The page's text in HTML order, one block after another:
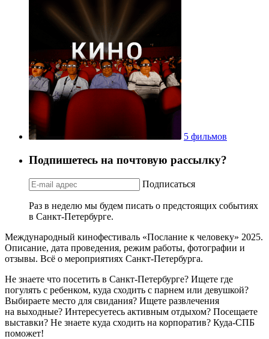
5 фильмов
Подпишетесь на почтовую рассылку?
Подписаться
Раз в неделю мы будем писать о предстоящих событиях
в Санкт-Петербурге.
Международный кинофестиваль «Послание к человеку» 2025.
Описание, дата проведения, режим работы, фотографии и
отзывы. Всё о мероприятиях Санкт-Петербурга.
Не знаете что посетить в Санкт-Петербурге? Ищете где
погулять с ребенком, куда сходить с парнем или девушкой?
Выбираете место для свидания? Ищете развлечения
на выходные? Интересуетесь активным отдыхом? Посещаете
выставки? Не знаете куда сходить на корпоратив? Куда-СПБ
поможет!